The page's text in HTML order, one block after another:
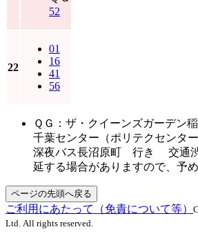
52
22
01
16
41
56
ＱＧ：ザ・クイーンズガーデ
千葉センター（ポリテクセンタ
深夜バス長沼原町 行き 交通渋
延する場合がありますので、予
ページの先頭へ戻る
ご利用にあたって（免責について等）
Ltd. All rights reserved.